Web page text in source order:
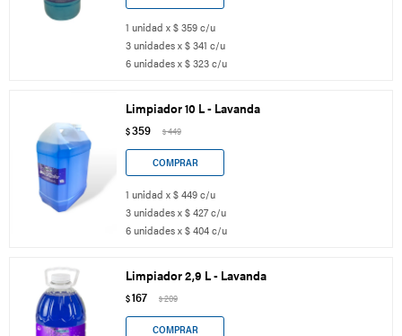
1 unidad x $ 359 c/u
3 unidades x $ 341 c/u
6 unidades x $ 323 c/u
Limpiador 10 L - Lavanda
$359 $449
1 unidad x $ 449 c/u
3 unidades x $ 427 c/u
6 unidades x $ 404 c/u
Limpiador 2,9 L - Lavanda
$167 $209